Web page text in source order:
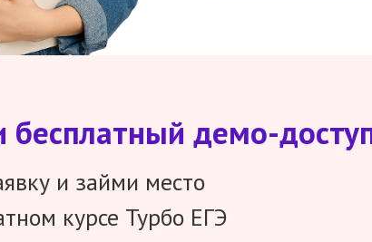
бесплатный демо-
и займи место
курсе Турбо ЕГЭ